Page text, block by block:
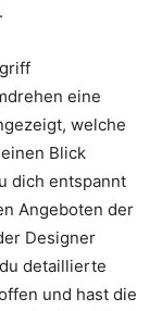
eine
welche
Blick
dich entspannt
Angeboten der
Designer
detaillierte
und hast die